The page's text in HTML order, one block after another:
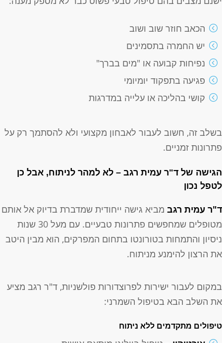
הכאב חוזר שוב ושוב
יש החמרה בתסמינים
נפיחות קבועה או "מים בברך"
פגיעה בתפקוד יומיומי
קושי בהליכה או עלייה במדרגות
בשלב זה, חשוב לעבור לאבחון מקצועי ולא להסתמך רק על
פתרונות זמניים.
הגישה של ד"ר עמית רגב – לא למהר לניתוח, אבל כן
לטפל נכון
ד"ר עמית רגבמביא גישה ייחודית שמדברת בדיוק אל אותם
מטופלים שמחפשים פתרונות טבעיים. עם מעל 30 שנות
ניסיון והתמחות בטורונטו בתחום המפרקים, הוא מבין היטב
את הרצון להימנע מניתוח.
במקום לעבור ישירות לפרוצדורות פולשניות, ד"ר רגב מציע
את השלב הבא בטיפול השמרני:
טיפולים מתקדמים ללא ניתוח